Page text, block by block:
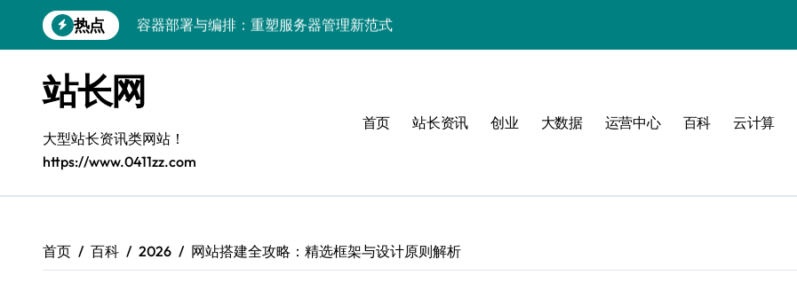
到
热点
破局之道：大模型平台安全运营实战
VR创业新路径：模式创新与平台化双轮驱动
容器智能编排：释放服务器极致效能
模式革新驱动：平台生态创业实战指南
跨界融合，驱动技术创新新生态
鸿蒙建站效能跃升：优化策略与工具链实战指南
站长网
大型站长资讯类网站！
https://www.0411zz.com
首页 站长资讯 创业 大数据 运营中心 百科 云计算
首页 百科 2026 网站搭建全攻略：精选框架与设计原则解析